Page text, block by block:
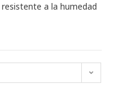
a la humedad